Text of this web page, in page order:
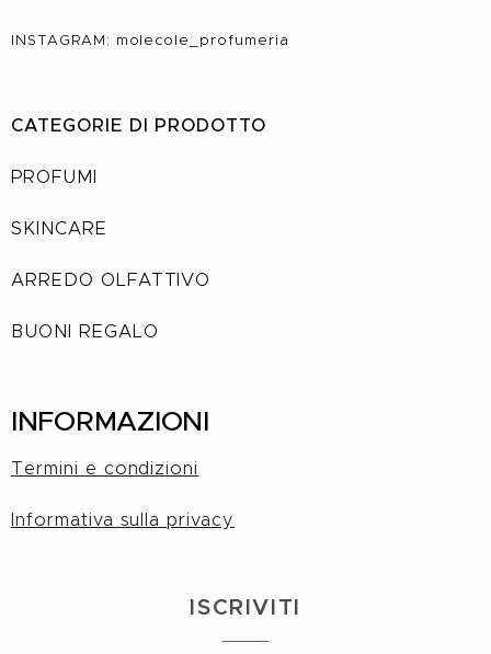
INSTAGRAM: molecole_profumeria
CATEGORIE DI PRODOTTO
PROFUMI
SKINCARE
ARREDO OLFATTIVO
BUONI REGALO
INFORMAZIONI
Termini e condizioni
Informativa sulla privacy
ISCRIVITI